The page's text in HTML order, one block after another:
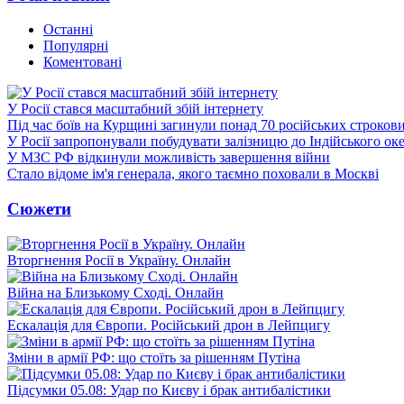
Останні
Популярні
Коментовані
У Росії стався масштабний збій інтернету
Під час боїв на Курщині загинули понад 70 російських
У Росії запропонували побудувати залізницю до Індійського
У МЗС РФ відкинули можливість завершення війни
Стало відоме ім'я генерала, якого таємно поховали в Москві
Сюжети
Вторгнення Росії в Україну. Онлайн
Війна на Близькому Сході. Онлайн
Ескалація для Європи. Російський дрон в Лейпцигу
Зміни в армії РФ: що стоїть за рішенням Путіна
Підсумки 05.08: Удар по Києву і брак антибалістики